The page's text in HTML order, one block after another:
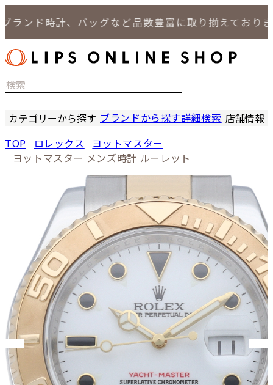
ド時計、バッグなど品数豊富に取り揃えております。
カテゴリーから探す
バッグ
小物
ブランドから探す詳細検索 店舗情報
LIPS 通
TOP ロレックス
ヨットマスター
ヨットマスター メンズ時計 ルーレット